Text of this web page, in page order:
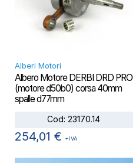
Alberi Motori
Albero Motore DERBI DRD PRO
(motore d50b0) corsa 40mm
spalle d77mm
Cod: 23170.14
254,01 € +IVA